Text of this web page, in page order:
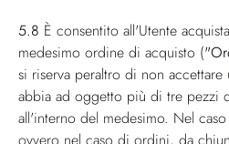
5.8 È consentito all'Utente
medesimo ordine di acquisto (
si riserva peraltro di non
abbia ad oggetto più di tre pezzi
all'interno del medesimo. Nel